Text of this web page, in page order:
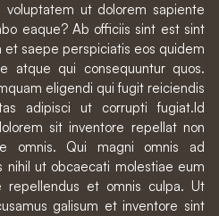
ut dolorem sapiente
eaque? Ab officiis sint est sint
et saepe perspiciatis eos quidem
atque qui consequuntur quos.
eligendi qui fugit reiciendis
adipisci ut corrupti fugiat.Id
sit inventore repellat non
omnis. Qui magni omnis ad
nihil ut obcaecati molestiae eum
repellendus et omnis culpa. Ut
galisum et inventore sint